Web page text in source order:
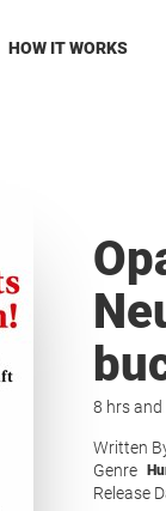
HOW IT WORKS
8 hrs and
Written
Genre
Release